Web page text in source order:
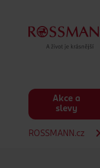
Akce a
slevy
ROSSMANN.cz